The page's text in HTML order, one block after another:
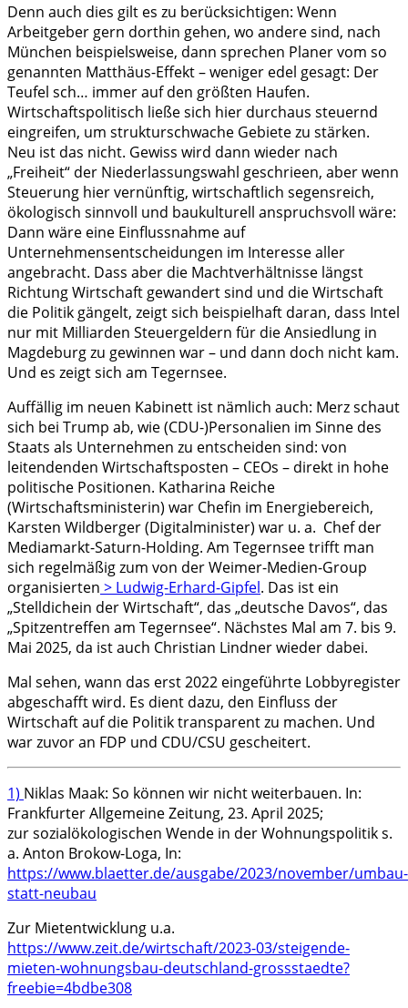
Denn auch dies gilt es zu berücksichtigen: Wenn
Arbeitgeber gern dorthin gehen, wo andere sind, nach
München beispielsweise, dann sprechen Planer vom so
genannten Matthäus-Effekt – weniger edel gesagt: Der
Teufel sch… immer auf den größten Haufen.
Wirtschaftspolitisch ließe sich hier durchaus steuernd
eingreifen, um strukturschwache Gebiete zu stärken.
Neu ist das nicht. Gewiss wird dann wieder nach
„Freiheit“ der Niederlassungswahl geschrieen, aber wenn
Steuerung hier vernünftig, wirtschaftlich segensreich,
ökologisch sinnvoll und baukulturell anspruchsvoll wäre:
Dann wäre eine Einflussnahme auf
Unternehmensentscheidungen im Interesse aller
angebracht. Dass aber die Machtverhältnisse längst
Richtung Wirtschaft gewandert sind und die Wirtschaft
die Politik gängelt, zeigt sich beispielhaft daran, dass Intel
nur mit Milliarden Steuergeldern für die Ansiedlung in
Magdeburg zu gewinnen war – und dann doch nicht kam.
Und es zeigt sich am Tegernsee.
Auffällig im neuen Kabinett ist nämlich auch: Merz schaut
sich bei Trump ab, wie (CDU-)Personalien im Sinne des
Staats als Unternehmen zu entscheiden sind: von
leitendenden Wirtschaftsposten – CEOs – direkt in hohe
politische Positionen. Katharina Reiche
(Wirtschaftsministerin) war Chefin im Energiebereich,
Karsten Wildberger (Digitalminister) war u. a. Chef der
Mediamarkt-Saturn-Holding. Am Tegernsee trifft man
sich regelmäßig zum von der Weimer-Medien-Group
organisierten > Ludwig-Erhard-Gipfel. Das ist ein
„Stelldichein der Wirtschaft“, das „deutsche Davos“, das
„Spitzentreffen am Tegernsee“. Nächstes Mal am 7. bis 9.
Mai 2025, da ist auch Christian Lindner wieder dabei.
Mal sehen, wann das erst 2022 eingeführte Lobbyregister
abgeschafft wird. Es dient dazu, den Einfluss der
Wirtschaft auf die Politik transparent zu machen. Und
war zuvor an FDP und CDU/CSU gescheitert.
1) Niklas Maak: So können wir nicht weiterbauen. In:
Frankfurter Allgemeine Zeitung, 23. April 2025;
zur sozialökologischen Wende in der Wohnungspolitik s.
a. Anton Brokow-Loga, In:
https://www.blaetter.de/ausgabe/2023/november/umbau-
statt-neubau
Zur Mietentwicklung u.a.
https://www.zeit.de/wirtschaft/2023-03/steigende-
mieten-wohnungsbau-deutschland-grossstaedte?
freebie=4bdbe308